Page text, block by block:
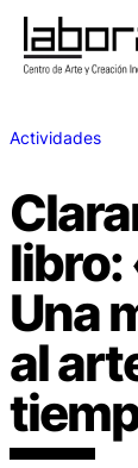
Actividades
libro:
Una
al